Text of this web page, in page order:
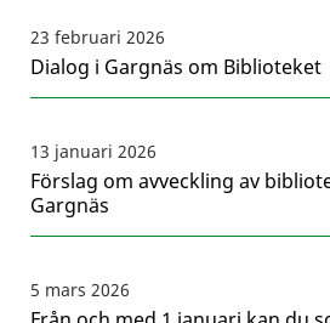
23 februari 2026
Dialog i Gargnäs om Biblioteket
13 januari 2026
Förslag om avveckling av
Gargnäs
5 mars 2026